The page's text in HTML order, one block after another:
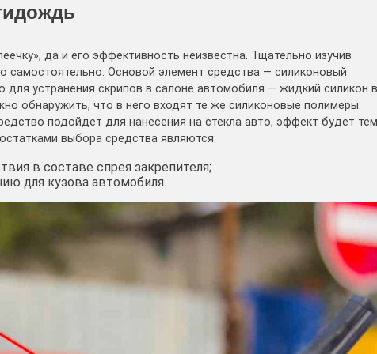
да и его эффективность неизвестна. Тщательно изучив
самостоятельно. Основой элемент средства — силиконовый
для устранения скрипов в салоне автомобиля — жидкий силикон в
обнаружить, что в него входят те же силиконовые полимеры.
подойдет для нанесения на стекла авто, эффект будет тем
выбора средства являются:
в составе спрея закрепителя;
для кузова автомобиля.